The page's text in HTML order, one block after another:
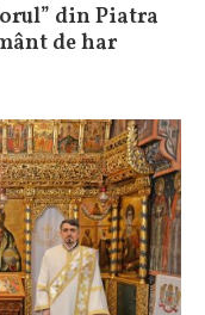
din Piatra
de har